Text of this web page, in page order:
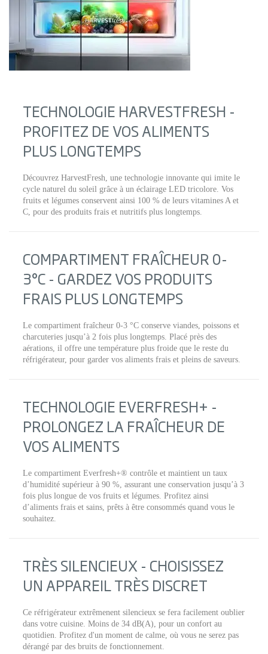
TECHNOLOGIE HARVESTFRESH -
PROFITEZ DE VOS ALIMENTS
PLUS LONGTEMPS
Découvrez HarvestFresh, une technologie innovante qui imite le
cycle naturel du soleil grâce à un éclairage LED tricolore. Vos
fruits et légumes conservent ainsi 100 % de leurs vitamines A et
C, pour des produits frais et nutritifs plus longtemps.
COMPARTIMENT FRAÎCHEUR 0-
3°C - GARDEZ VOS PRODUITS
FRAIS PLUS LONGTEMPS
Le compartiment fraîcheur 0-3 °C conserve viandes, poissons et
charcuteries jusqu’à 2 fois plus longtemps. Placé près des
aérations, il offre une température plus froide que le reste du
réfrigérateur, pour garder vos aliments frais et pleins de saveurs.
TECHNOLOGIE EVERFRESH+ -
PROLONGEZ LA FRAÎCHEUR DE
VOS ALIMENTS
Le compartiment Everfresh+® contrôle et maintient un taux
d’humidité supérieur à 90 %, assurant une conservation jusqu’à 3
fois plus longue de vos fruits et légumes. Profitez ainsi
d’aliments frais et sains, prêts à être consommés quand vous le
souhaitez.
TRÈS SILENCIEUX - CHOISISSEZ
UN APPAREIL TRÈS DISCRET
Ce réfrigérateur extrêmenent silencieux se fera facilement oublier
dans votre cuisine. Moins de 34 dB(A), pour un confort au
quotidien. Profitez d'un moment de calme, où vous ne serez pas
dérangé par des bruits de fonctionnement.